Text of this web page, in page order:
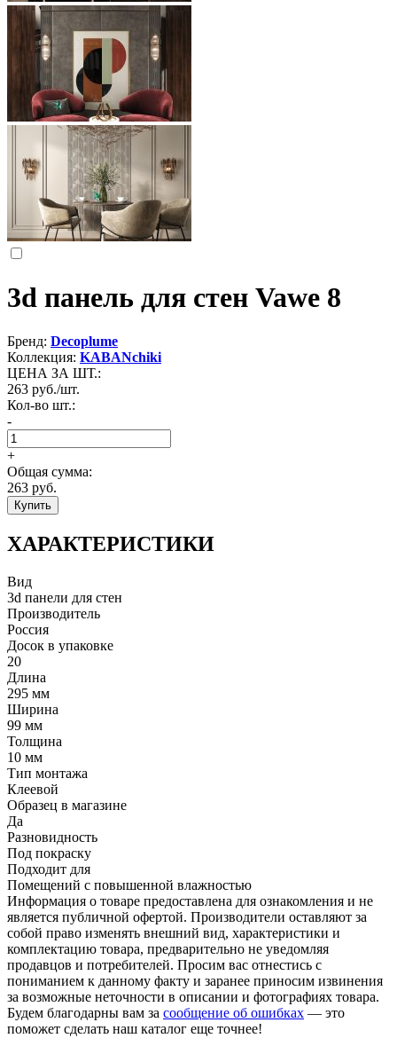
3d панель для стен Vawe 8
Бренд: Decoplume
Коллекция: KABANchiki
ЦЕНА ЗА ШТ.:
263 руб./шт.
Кол-во шт.:
-
+
Общая сумма:
263 руб.
Купить
ХАРАКТЕРИСТИКИ
Вид
3d панели для стен
Производитель
Россия
Досок в упаковке
20
Длина
295 мм
Ширина
99 мм
Толщина
10 мм
Тип монтажа
Клеевой
Образец в магазине
Да
Разновидность
Под покраску
Подходит для
Помещений с повышенной влажностью
Информация о товаре предоставлена для ознакомления и не
является публичной офертой. Производители оставляют за
собой право изменять внешний вид, характеристики и
комплектацию товара, предварительно не уведомляя
продавцов и потребителей. Просим вас отнестись с
пониманием к данному факту и заранее приносим извинения
за возможные неточности в описании и фотографиях товара.
Будем благодарны вам за сообщение об ошибках — это
поможет сделать наш каталог еще точнее!